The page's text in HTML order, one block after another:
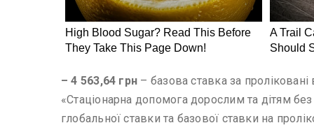
– 4 563,64 грн – базова ставка за
«Стаціонарна допомога дорослим та дітям
глобальної ставки та базової ставки на